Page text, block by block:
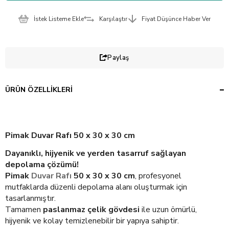
İstek Listeme Ekle Karşılaştır Fiyat Düşünce Haber Ver
Paylaş
ÜRÜN ÖZELLIKLERI
Pimak Duvar Rafı 50 x 30 x 30 cm
Dayanıklı, hijyenik ve yerden tasarruf sağlayan
depolama çözümü!
Pimak Duvar Rafı 50 x 30 x 30 cm, profesyonel
mutfaklarda düzenli depolama alanı oluşturmak için
tasarlanmıştır.
Tamamen paslanmaz çelik gövdesi ile uzun ömürlü,
hijyenik ve kolay temizlenebilir bir yapıya sahiptir.